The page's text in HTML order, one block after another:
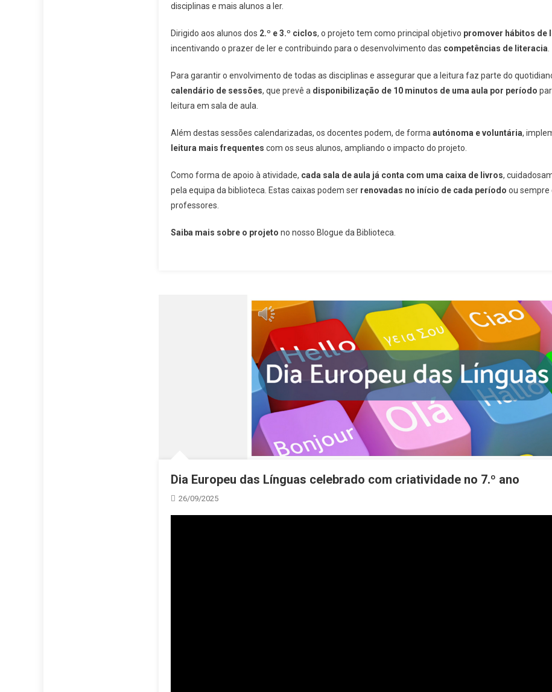
disciplinas e mais alunos a ler.
Dirigido aos alunos dos 2.º e 3.º ciclos, o projeto tem como principal objetivo promover hábitos de
incentivando o prazer de ler e contribuindo para o desenvolvimento das competências de literacia
Para garantir o envolvimento de todas as disciplinas e assegurar que a leitura faz parte do
calendário de sessões, que prevê a disponibilização de 10 minutos de uma aula por período
leitura em sala de aula.
Além destas sessões calendarizadas, os docentes podem, de forma autónoma e voluntária,
leitura mais frequentes com os seus alunos, ampliando o impacto do projeto.
Como forma de apoio à atividade, cada sala de aula já conta com uma caixa de livros,
pela equipa da biblioteca. Estas caixas podem ser renovadas no início de cada período ou sempre
professores.
Saiba mais sobre o projeto no nosso Blogue da Biblioteca.
Dia Europeu das Línguas celebrado com criatividade no 7.º ano
26/09/2025